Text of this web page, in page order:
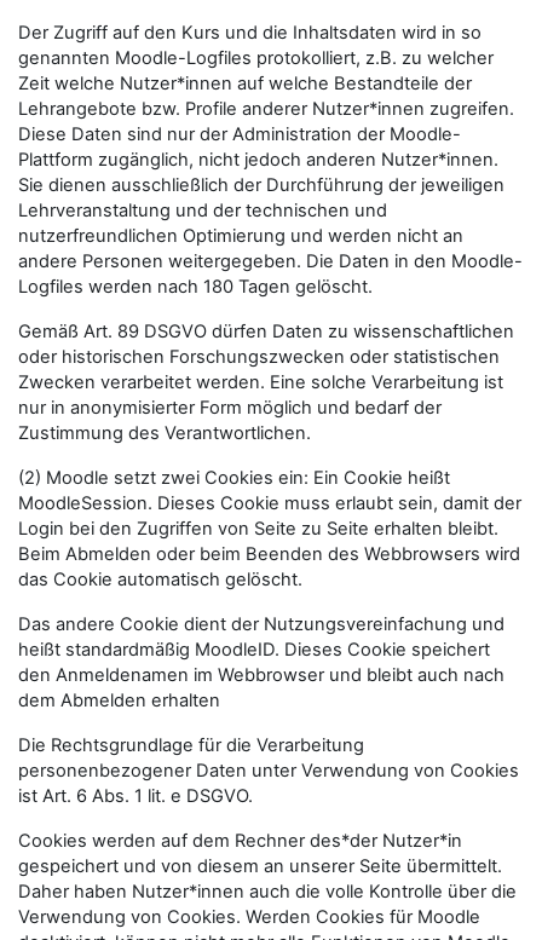
Der Zugriff auf den Kurs und die Inhaltsdaten wird in so
genannten Moodle-Logfiles protokolliert, z.B. zu welcher
Zeit welche Nutzer*innen auf welche Bestandteile der
Lehrangebote bzw. Profile anderer Nutzer*innen zugreifen.
Diese Daten sind nur der Administration der Moodle-
Plattform zugänglich, nicht jedoch anderen Nutzer*innen.
Sie dienen ausschließlich der Durchführung der jeweiligen
Lehrveranstaltung und der technischen und
nutzerfreundlichen Optimierung und werden nicht an
andere Personen weitergegeben. Die Daten in den Moodle-
Logfiles werden nach 180 Tagen gelöscht.
Gemäß Art. 89 DSGVO dürfen Daten zu wissenschaftlichen
oder historischen Forschungszwecken oder statistischen
Zwecken verarbeitet werden. Eine solche Verarbeitung ist
nur in anonymisierter Form möglich und bedarf der
Zustimmung des Verantwortlichen.
(2) Moodle setzt zwei Cookies ein: Ein Cookie heißt
MoodleSession. Dieses Cookie muss erlaubt sein, damit der
Login bei den Zugriffen von Seite zu Seite erhalten bleibt.
Beim Abmelden oder beim Beenden des Webbrowsers wird
das Cookie automatisch gelöscht.
Das andere Cookie dient der Nutzungsvereinfachung und
heißt standardmäßig MoodleID. Dieses Cookie speichert
den Anmeldenamen im Webbrowser und bleibt auch nach
dem Abmelden erhalten
Die Rechtsgrundlage für die Verarbeitung
personenbezogener Daten unter Verwendung von Cookies
ist Art. 6 Abs. 1 lit. e DSGVO.
Cookies werden auf dem Rechner des*der Nutzer*in
gespeichert und von diesem an unserer Seite übermittelt.
Daher haben Nutzer*innen auch die volle Kontrolle über die
Verwendung von Cookies. Werden Cookies für Moodle